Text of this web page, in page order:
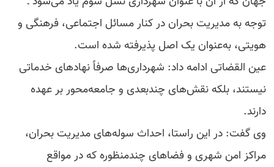
توجه به مدیریت بحران در کنار مسائل اجتماعی، فرهنگی و
هویتی، به‌عنوان یک اصل پذیرفته شده است.
عین القضاتی ادامه داد: شهرداری‌ها صرفاً نهادهای خدماتی
نیستند، بلکه نقش‌های چندبعدی و جامعه‌محور بر عهده
دارند.
وی گفت: در این راستا، احداث سوله‌های مدیریت بحران،
مراکز امن شهری و فضاهای چندمنظوره که در مواقع